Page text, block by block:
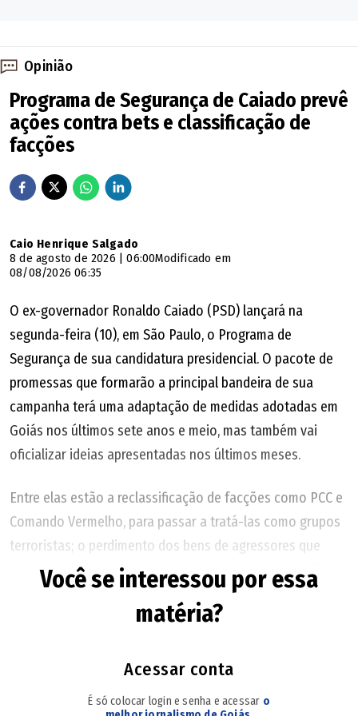
Quem é Eduardo (da dupla com
O cantor é casado com Daniele Mesquita e Castro, com
Gabriel. Eduardo forma dupla com Derick, nome artístico
de Gleydison Batista Siqueira, de 39 anos, natural de Pires
do Rio. Apesar da longa parceria musical, os dois não são
parentes.
A dupla canta junto desde o início dos anos 2000 e está
prestes a completar 20 anos de parceria em 2027.
projeto "Daquele Jeitão".
Opinião
Programa de Segurança de Caiado prevê
ações contra bets e classificação de
facções
Caio Henrique Salgado
8 de agosto de 2026 | 06:00Modificado em
08/08/2026 06:35
O ex-governador Ronaldo Caiado (PSD) lançará na
segunda-feira (10), em São Paulo, o Programa de
Segurança de sua candidatura presidencial. O pacote de
promessas que formarão a principal bandeira de sua
campanha terá uma adaptação de medidas adotadas em
Goiás nos últimos sete anos e meio, mas também vai
oficializar ideias apresentadas nos últimos meses.
Entre elas estão a reclassificação de facções como PCC e
Comando Vermelho, para passar a tratá-las como grupos
terroristas; o perdimento dos bens de agressores que
tiverem consumado ou tentado feminicídio; e a criação de
uma força de segurança multinacional, em parceria com
os 10 países que fazem fronteira com o Brasil,
realizada pela GloboNews.
Na lista de novidades estará uma proposta de mudança
Você se interessou por essa
matéria?
Acessar conta
É só colocar login e senha e acessar o